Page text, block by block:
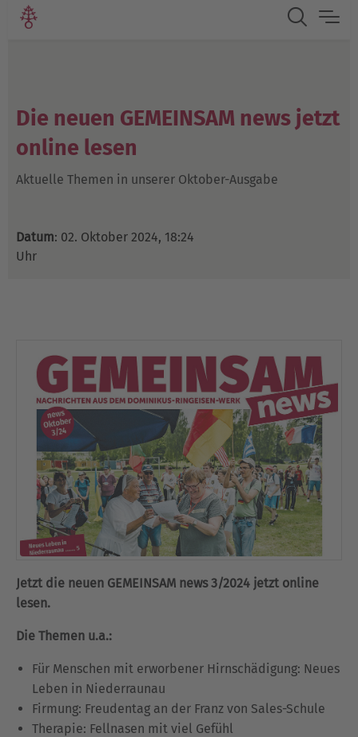
Die neuen GEMEINSAM news jetzt
online lesen
Aktuelle Themen in unserer Oktober-Ausgabe
Datum: 02. Oktober 2024, 18:24
Uhr
Jetzt die neuen GEMEINSAM news 3/2024 jetzt online
lesen.
Die Themen u.a.:
Für Menschen mit erworbener Hirnschädigung: Neues
Leben in Niederraunau
Firmung: Freudentag an der Franz von Sales-Schule
Therapie: Fellnasen mit viel Gefühl